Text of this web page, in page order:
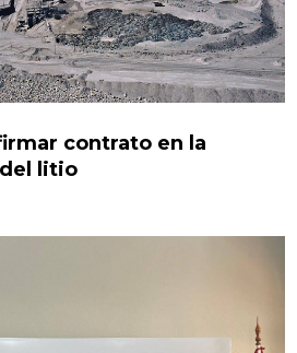
contrato en la
litio